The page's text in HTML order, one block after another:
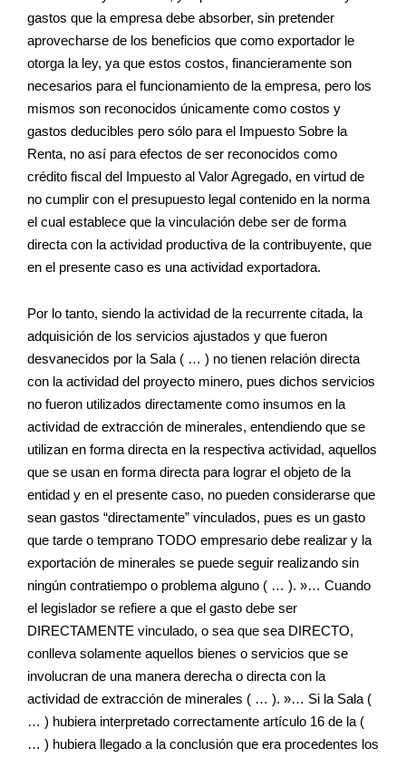
gastos que la empresa debe absorber, sin pretender
aprovecharse de los beneficios que como exportador le
otorga la ley, ya que estos costos, financieramente son
necesarios para el funcionamiento de la empresa, pero los
mismos son reconocidos únicamente como costos y
gastos deducibles pero sólo para el Impuesto Sobre la
Renta, no así para efectos de ser reconocidos como
crédito fiscal del Impuesto al Valor Agregado, en virtud de
no cumplir con el presupuesto legal contenido en la norma
el cual establece que la vinculación debe ser de forma
directa con la actividad productiva de la contribuyente, que
en el presente caso es una actividad exportadora.
Por lo tanto, siendo la actividad de la recurrente citada, la
adquisición de los servicios ajustados y que fueron
desvanecidos por la Sala ( … ) no tienen relación directa
con la actividad del proyecto minero, pues dichos servicios
no fueron utilizados directamente como insumos en la
actividad de extracción de minerales, entendiendo que se
utilizan en forma directa en la respectiva actividad, aquellos
que se usan en forma directa para lograr el objeto de la
entidad y en el presente caso, no pueden considerarse que
sean gastos “directamente” vinculados, pues es un gasto
que tarde o temprano TODO empresario debe realizar y la
exportación de minerales se puede seguir realizando sin
ningún contratiempo o problema alguno ( … ). »… Cuando
el legislador se refiere a que el gasto debe ser
DIRECTAMENTE vinculado, o sea que sea DIRECTO,
conlleva solamente aquellos bienes o servicios que se
involucran de una manera derecha o directa con la
actividad de extracción de minerales ( … ). »… Si la Sala (
… ) hubiera interpretado correctamente artículo 16 de la (
… ) hubiera llegado a la conclusión que era procedentes los